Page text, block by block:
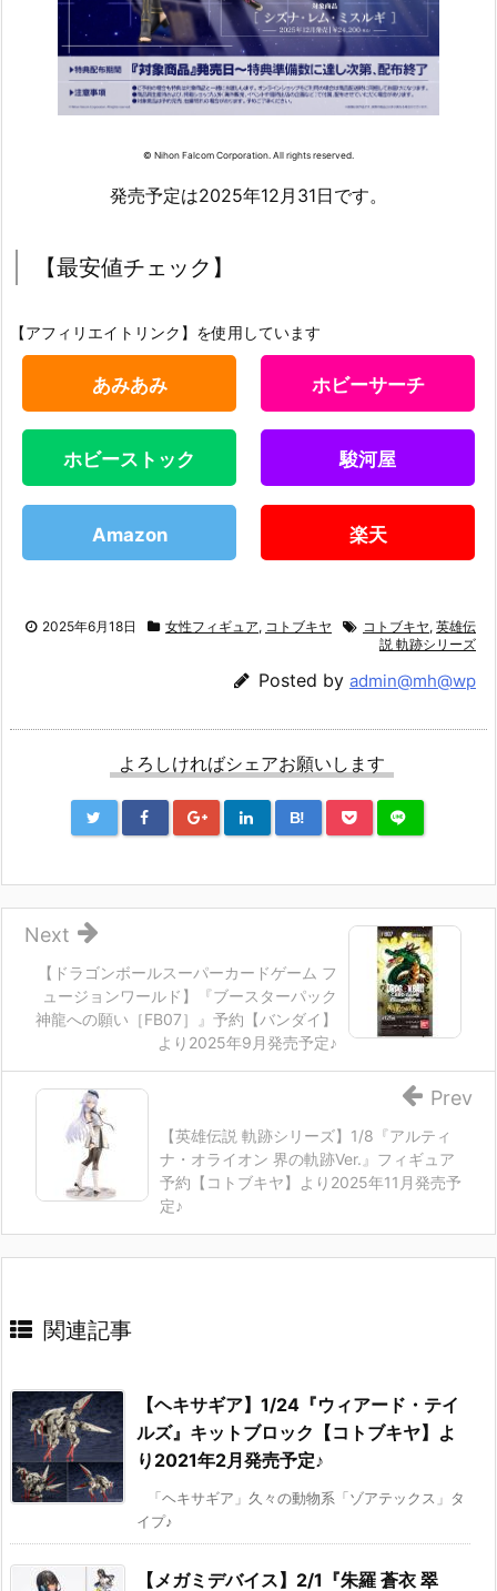
© Nihon Falcom Corporation. All rights reserved.
発売予定は2025年12月31日です。
【最安値チェック】
【アフィリエイトリンク】を使用しています
あみあみ ホビーサーチ
ホビーストック 駿河屋
Amazon 楽天
2025年6月18日 女性フィギュア, コトブキヤ コトブキヤ, 英雄伝
説 軌跡シリーズ
Posted by admin@mh@wp
よろしければシェアお願いします
B!
【ドラゴンボールスーパーカードゲーム フ
ュージョンワールド】『ブースターパック
神龍への願い［FB07］』予約【バンダイ】
より2025年9月発売予定♪
Next
【英雄伝説 軌跡シリーズ】1/8『アルティ
ナ・オライオン 界の軌跡Ver.』フィギュア
予約【コトブキヤ】より2025年11月発売予
定♪
Prev
関連記事
【ヘキサギア】1/24『ウィアード・テイ
ルズ』キットブロック【コトブキヤ】よ
り2021年2月発売予定♪
「ヘキサギア」久々の動物系「ゾアテックス」タ
イプ♪
【メガミデバイス】2/1『朱羅 蒼衣 翠